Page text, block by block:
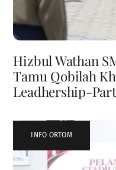
Hizbul Wathan
Tamu Qobilah
Leadhership-
INFO ORTOM